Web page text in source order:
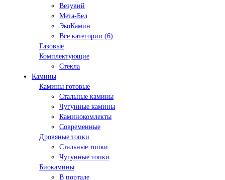
Везувий
Мета-Бел
ЭкоКамин
Все категории (6)
Газовые
Комплектующие
Стекла
Камины
Камины готовые
Стальные камины
Чугунные камины
Каминокомлекты
Современные
Дровяные топки
Стальные топки
Чугунные топки
Биокамины
В портале